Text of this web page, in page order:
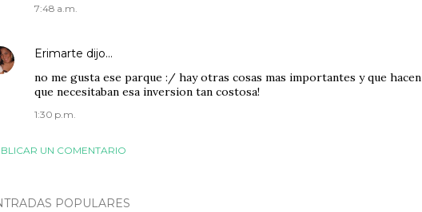
7:48 a.m.
Erimarte dijo…
no me gusta ese parque :/ hay otras cosas mas importantes y que
que necesitaban esa inversion tan costosa!
1:30 p.m.
UN COMENTARIO
POPULARES